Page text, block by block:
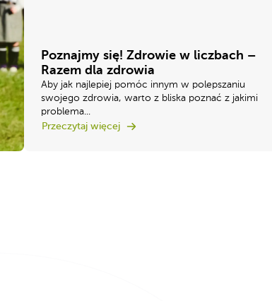
Poznajmy się! Zdrowie w liczbach –
Razem dla zdrowia
Aby jak najlepiej pomóc innym w polepszaniu
swojego zdrowia, warto z bliska poznać z jakimi
problema...
Przeczytaj więcej